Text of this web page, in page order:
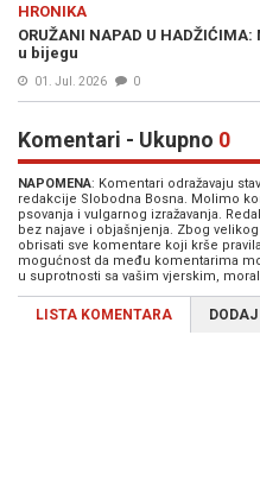
HRONIKA
ORUŽANI NAPAD U
u bijegu
01. Jul. 2026 0
Komentari - Ukupno 0
NAPOMENA: Komentari odražavaju
redakcije Slobodna Bosna. Molimo
psovanja i vulgarnog izražavanja.
bez najave i objašnjenja. Zbog
obrisati sve komentare koji krše
mogućnost da među komentarima
u suprotnosti sa vašim vjerskim,
LISTA KOMENTARA